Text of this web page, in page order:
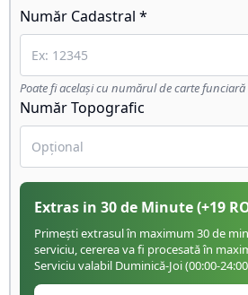
Număr Cadastral *
Poate fi același cu numărul de carte funciară
Număr Topografic
Extras in 30 de Minute(+19
Primești extrasul în maximum 30 de
serviciu, cererea va fi procesată în
Serviciu valabil Duminică-Joi (00:00-